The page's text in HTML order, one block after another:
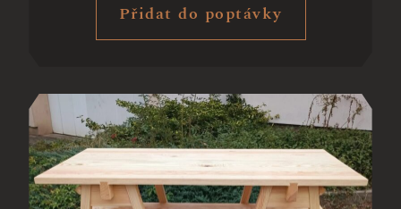
Přidat do poptávky